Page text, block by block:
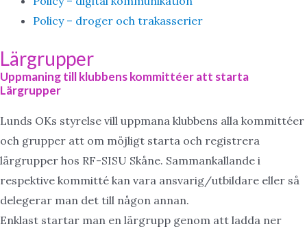
Policy – droger och trakasserier
Lärgrupper
Uppmaning till klubbens kommittéer att starta
Lärgrupper
Lunds OKs styrelse vill uppmana klubbens alla kommittéer
och grupper att om möjligt starta och registrera
lärgrupper hos RF-SISU Skåne. Sammankallande i
respektive kommitté kan vara ansvarig/utbildare eller så
delegerar man det till någon annan.
Enklast startar man en lärgrupp genom att ladda ner